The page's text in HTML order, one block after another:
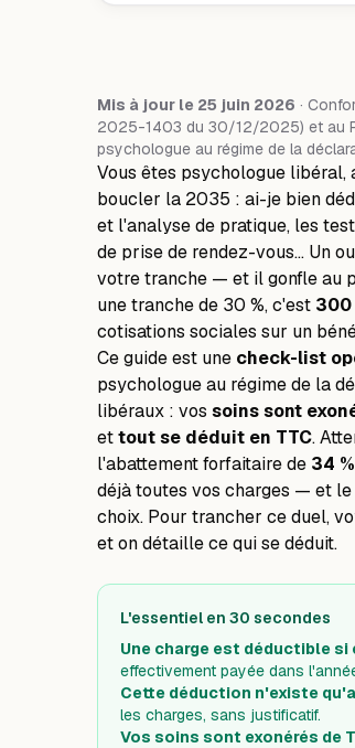
Mis à jour le 25 juin 2026 ·
2025-1403 du 30/12/2025) et au
psychologue au régime de la
Vous êtes psychologue libéral,
boucler la 2035 : ai-je bien
et l'analyse de pratique, les
de prise de rendez-vous… Un
votre tranche — et il gonfle au
une tranche de 30 %, c'est 300
cotisations sociales sur un
Ce guide est une check-list
psychologue au régime de la
libéraux : vos soins sont
ettout se déduit en TTC.
l'abattement forfaitaire de 34 %
déjà toutes vos charges — et
choix. Pour trancher ce duel,
et on détaille ce qui se déduit.
L'essentiel en 30 secondes
Une charge est déductible
effectivement payée dans
Cette déduction n'existe
les charges, sans justificatif.
Vos soins sont exonérés de